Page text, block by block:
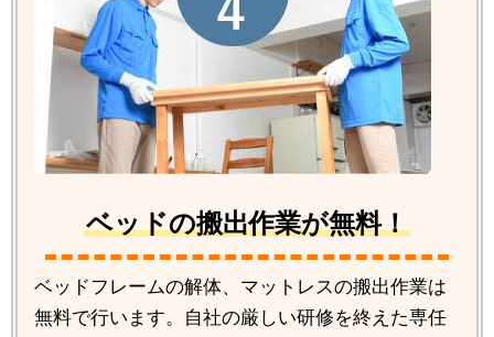
ベッドの搬出作業が無料！
ベッドフレームの解体、マットレスの搬出作業は
無料で行います。自社の厳しい研修を終えた専任